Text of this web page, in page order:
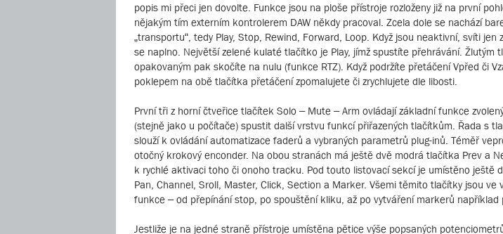
popis mi přeci jen dovolte. Funkce jsou na ploše přístroje rozloženy již na první
nějakým tím externím kontrolerem DAW někdy pracoval. Zcela dole se nachází
„transportu“, tedy Play, Stop, Rewind, Forward, Loop. Když jsou neaktivní, svíti
se naplno. Největší zelené kulaté tlačítko je Play, jímž spustíte přehrávání. Žlutým
opakovaným pak skočíte na nulu (funkce RTZ). Když podržíte přetáčení Vpřed či
poklepem na obě tlačítka přetáčení zpomalujete či zrychlujete dle libosti.
První tři z horní čtveřice tlačítek Solo – Mute – Arm ovládají základní funkce
(stejně jako u počítače) spustit další vrstvu funkcí přiřazených tlačítkům. Řada s
slouží k ovládání automatizace faderů a vybraných parametrů plug-inů. Téměř
otočný krokový enconder. Na obou stranách má ještě dvě modrá tlačítka Prev a
k rychlé aktivaci toho či onoho tracku. Pod touto listovací sekcí je umístěno ještě
Pan, Channel, Sroll, Master, Click, Section a Marker. Všemi těmito tlačítky jsou ve
funkce – od přepínání stop, po spouštění kliku, až po vytváření markerů například
Jestliže je na jedné straně přístroje umístěna pětice výše popsaných